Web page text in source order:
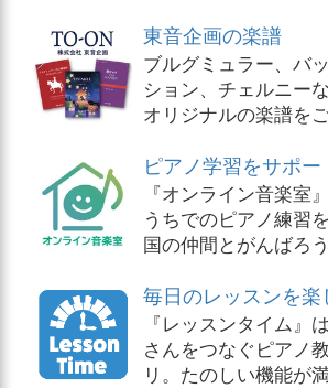
東音企画の楽譜
ブルグミュラー、バ
ション、チェルニー
オリジナルの楽譜をご
ピアノ学習をサポー
『オンライン音楽室
うちでのピアノ練習
国の仲間とがんばろう
毎日のレッスンを楽
『レッスンタイム』
さんをつなぐピアノ
リ。たのしい機能が